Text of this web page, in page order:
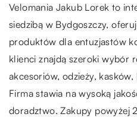
Velomania Jakub Lorek to
siedzibą w Bydgoszczy,
produktów dla entuzjastów
klienci znajdą szeroki wybór
akcesoriów, odzieży,
Firma stawia na wysoką
doradztwo. Zakupy powyżej